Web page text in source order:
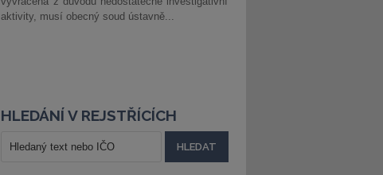
aktivity, musí obecný soud ústavně...
HLEDÁNÍ V REJSTŘÍCÍCH